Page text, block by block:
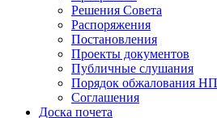
Решения Совета
Распоряжения
Постановления
Проекты документов
Публичные слушания
Порядок обжалования
Соглашения
Доска почета